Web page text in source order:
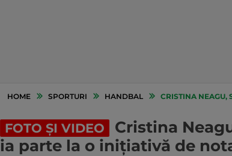
HOME SPORTURI HANDBAL CRISTINA NEAGU,
FOTO ȘI VIDEO
Cristina
ia parte la o inițiativă de